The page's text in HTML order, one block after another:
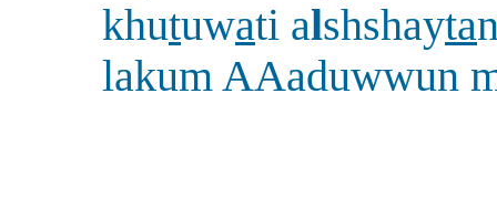
khutuwati alshshayta
lakum AAaduwwun